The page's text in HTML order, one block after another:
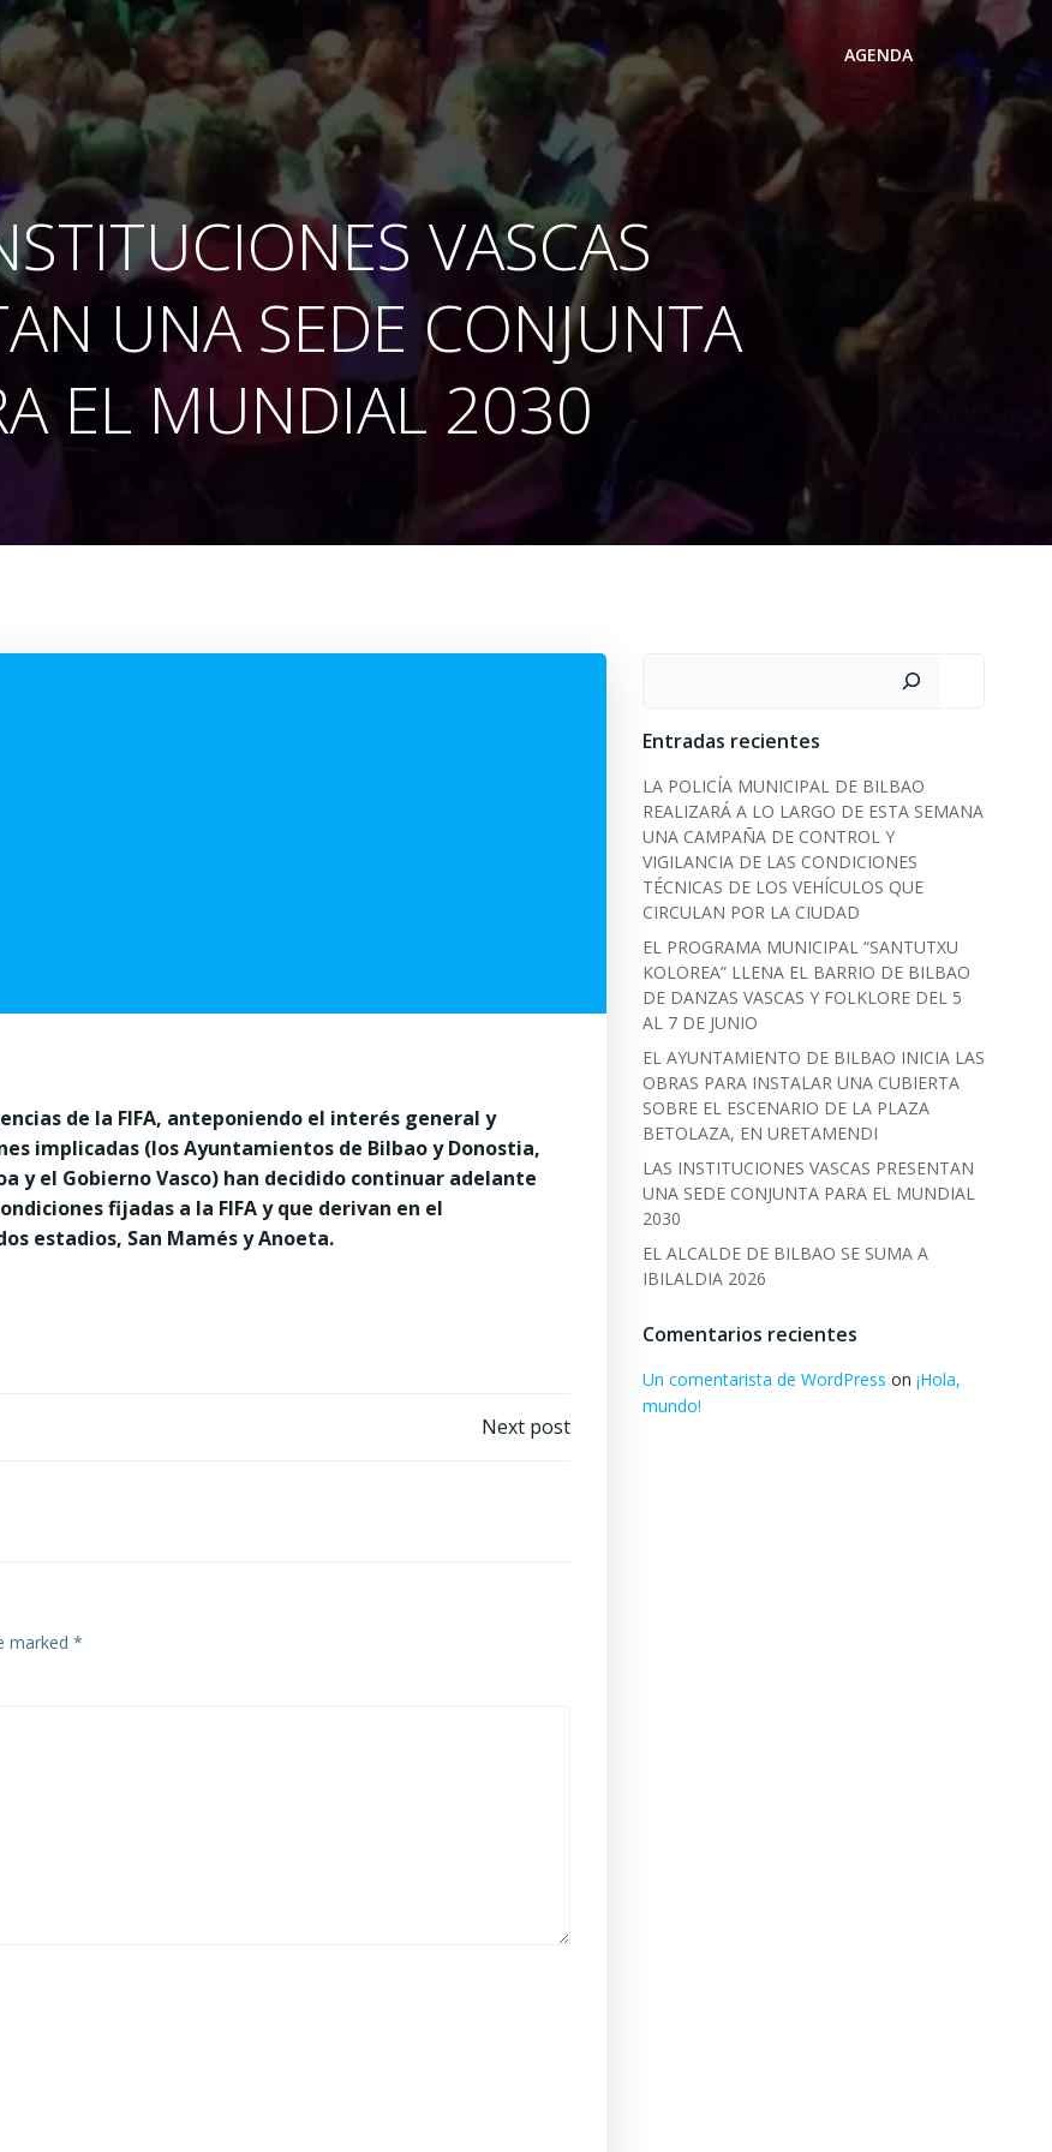
AGENDA
VASCAS
UNA SEDE CONJUNTA
EL MUNDIAL 2030
de la FIFA, anteponiendo el interés general y
implicadas (los Ayuntamientos de Bilbao y Donostia,
y el Gobierno Vasco) han decidido continuar adelante
fijadas a la FIFA y que derivan en el
estadios, San Mamés y Anoeta.
Next post
marked *
Entradas recientes
LA POLICÍA MUNICIPAL DE BILBAO
REALIZARÁ A LO LARGO DE ESTA SEMANA
UNA CAMPAÑA DE CONTROL Y
VIGILANCIA DE LAS CONDICIONES
TÉCNICAS DE LOS VEHÍCULOS QUE
CIRCULAN POR LA CIUDAD
EL PROGRAMA MUNICIPAL “SANTUTXU
KOLOREA” LLENA EL BARRIO DE BILBAO
DE DANZAS VASCAS Y FOLKLORE DEL 5
AL 7 DE JUNIO
EL AYUNTAMIENTO DE BILBAO INICIA LAS
OBRAS PARA INSTALAR UNA CUBIERTA
SOBRE EL ESCENARIO DE LA PLAZA
BETOLAZA, EN URETAMENDI
LAS INSTITUCIONES VASCAS PRESENTAN
UNA SEDE CONJUNTA PARA EL MUNDIAL
2030
EL ALCALDE DE BILBAO SE SUMA A
IBILALDIA 2026
Comentarios recientes
Un comentarista de WordPress on ¡Hola,
mundo!